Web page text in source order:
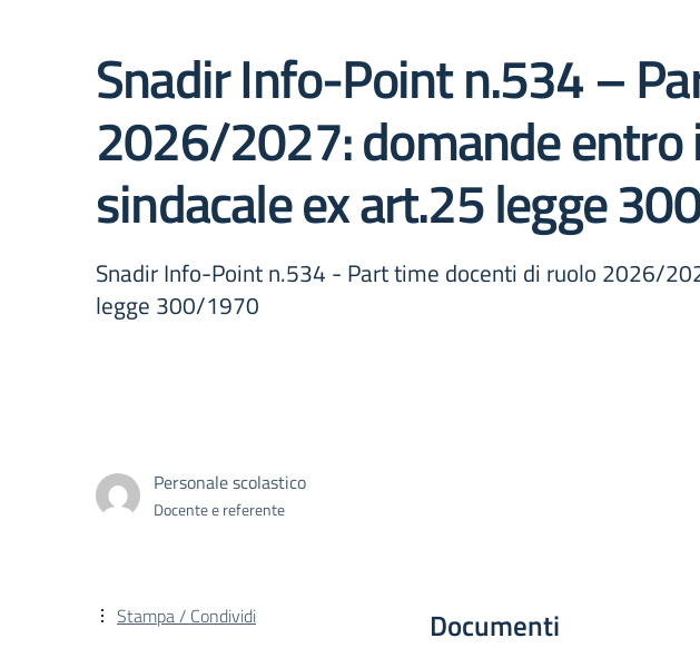
Snadir Info-Point n.534 –
2026/2027: domande entro
sindacale ex art.25 legge
Snadir Info-Point n.534 - Part time docenti di ruolo 2026/
legge 300/1970
Personale scolastico
Docente e referente
Documenti
Stampa / Condividi